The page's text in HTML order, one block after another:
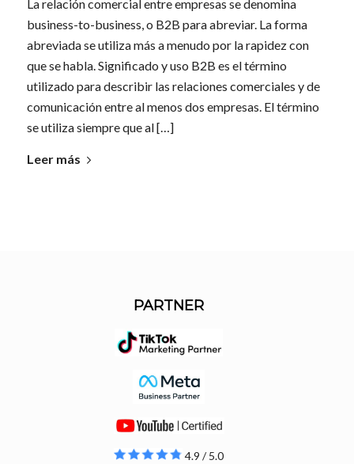
La relación comercial entre empresas se denomina
business-to-business, o B2B para abreviar. La forma
abreviada se utiliza más a menudo por la rapidez con
que se habla. Significado y uso B2B es el término
utilizado para describir las relaciones comerciales y de
comunicación entre al menos dos empresas. El término
se utiliza siempre que al […]
Leer más
PARTNER
4.9 / 5.0